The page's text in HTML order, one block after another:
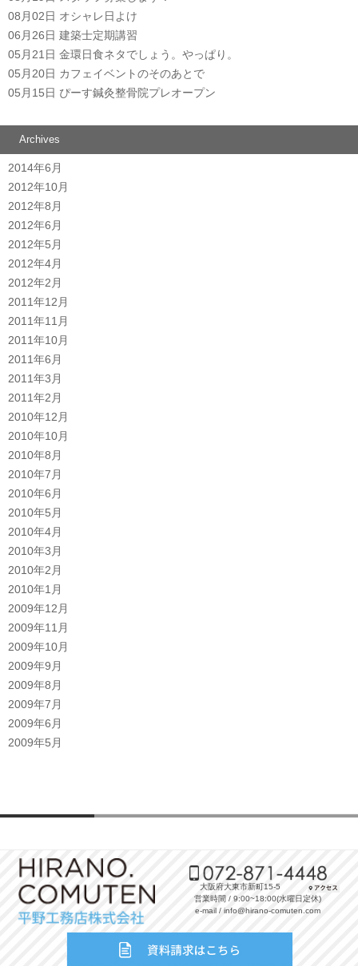
08月02日 オシャレ日よけ
06月26日 建築士定期講習
05月21日 金環日食ネタでしょう。やっぱり。
05月20日 カフェイベントのそのあとで
05月15日 ぴーす鍼灸整骨院プレオープン
Archives
2014年6月
2012年10月
2012年8月
2012年6月
2012年5月
2012年4月
2012年2月
2011年12月
2011年11月
2011年10月
2011年6月
2011年3月
2011年2月
2010年12月
2010年10月
2010年8月
2010年7月
2010年6月
2010年5月
2010年4月
2010年3月
2010年2月
2010年1月
2009年12月
2009年11月
2009年10月
2009年9月
2009年8月
2009年7月
2009年6月
2009年5月
大阪府大東市新町15-5
営業時間 / 9:00~18:00(水曜日定休)
e-mail / info@hirano-comuten.com